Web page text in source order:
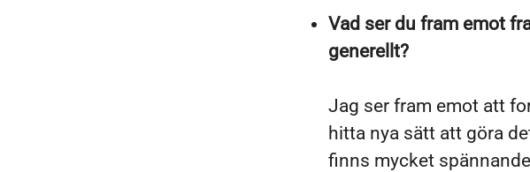
Vad ser du fram emot
generellt?
Jag ser fram emot att
hitta nya sätt att göra
finns mycket